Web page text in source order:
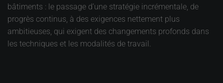
bâtiments : le passage d’une stratégie incrémentale, de
progrès continus, à des exigences nettement plus
ambitieuses, qui exigent des changements profonds dans
les techniques et les modalités de travail.